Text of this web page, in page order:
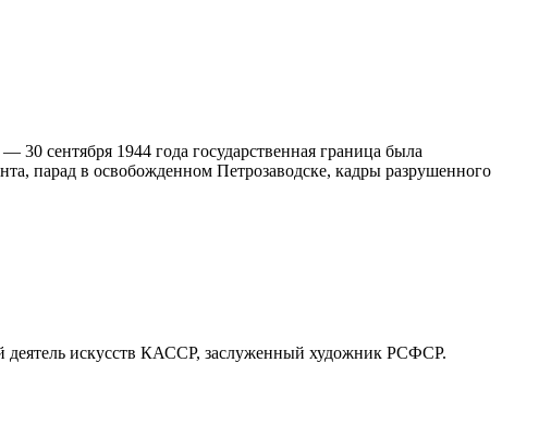
30 сентября 1944 года государственная граница была
парад в освобожденном Петрозаводске, кадры разрушенного
деятель искусств КАССР, заслуженный художник РСФСР.